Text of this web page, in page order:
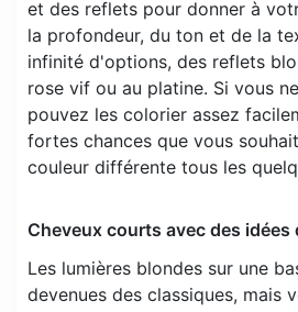
et des reflets pour donner à
la profondeur, du ton et de la
infinité d'options, des reflets
rose vif ou au platine. Si vous
pouvez les colorier assez
fortes chances que vous
couleur différente tous les
Cheveux courts avec des
Les lumières blondes sur une
devenues des classiques, mais